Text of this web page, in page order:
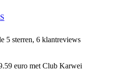
5 sterren, 6 klantreviews
euro met Club Karwei